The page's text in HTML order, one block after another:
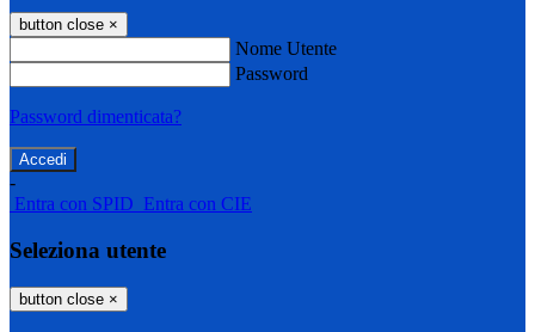
button close ×
Nome Utente
Password
Password dimenticata?
-
Entra con SPID Entra con CIE
Seleziona utente
button close ×